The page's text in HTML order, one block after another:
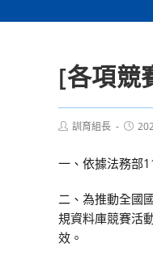
[各項競
Post訓育組長
Post
一、依據法務部
二、為推動全國
規資料庫競賽活
效。